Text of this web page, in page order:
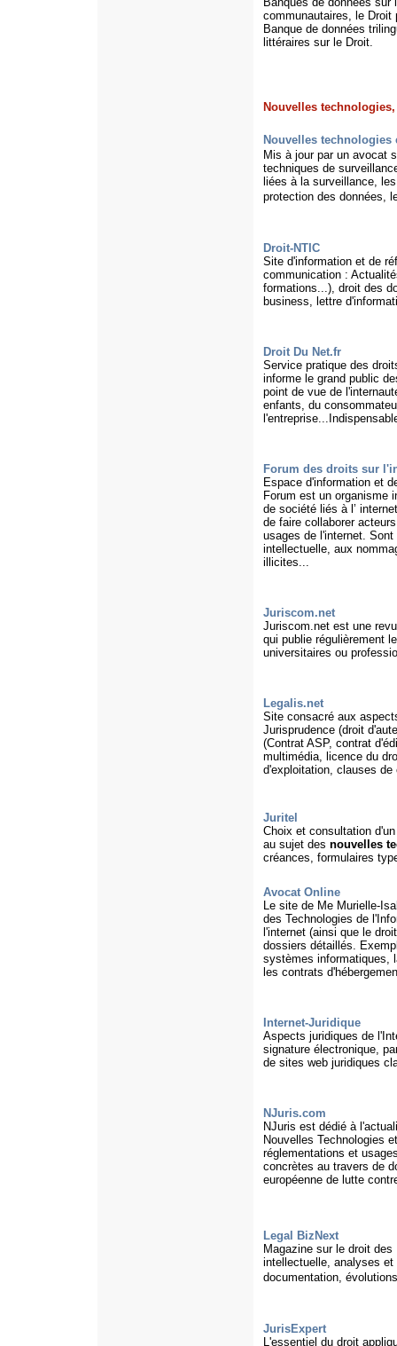
communautaires, le
Banque de données
littéraires sur le Droit.
Nouvelles
Nouvelles technologies
Mis à jour par un avocat
techniques de
liées à la surveillance,
protection des données,
Droit-NTIC
Site d'information et de
communication :
formations...), droit des
business, lettre
Droit Du Net.fr
Service pratique des
informe le grand public
point de vue de
enfants, du
Forum des droits sur
Espace d'information et
Forum est un organisme
de société liés à l’
de faire collaborer
usages de l'internet.
intellectuelle, aux
illicites...
Juriscom.net
Juriscom.net est une
qui publie régulièrement
universitaires ou
Legalis.net
Site consacré aux
Jurisprudence (droit
(Contrat ASP, contrat
multimédia, licence du
d'exploitation, clauses
Juritel
Choix et consultation
au sujet des nouvelles
créances, formulaires
Avocat Online
Le site de Me Murielle-
des Technologies de
l'internet (ainsi que le
dossiers détaillés.
systèmes informatiques,
les contrats
Internet-Juridique
Aspects juridiques de
signature électronique,
de sites web juridiques
NJuris.com
NJuris est dédié à
Nouvelles Technologies
réglementations et
concrètes au travers de
européenne de lutte
Legal BizNext
Magazine sur le droit
intellectuelle, analyses
documentation,
JurisExpert
L'essentiel du droit